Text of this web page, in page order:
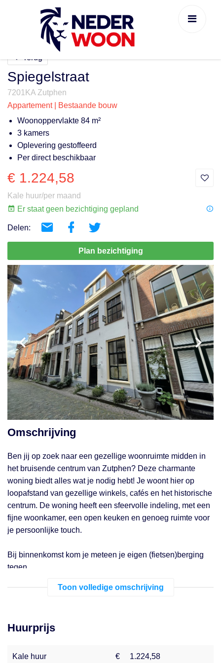
Terug
Spiegelstraat
7201KA Zutphen
Appartement | Bestaande bouw
Woonoppervlakte 84 m²
3 kamers
Oplevering gestoffeerd
Per direct beschikbaar
€ 1.224,58
Kale huur/per maand
Er staat geen bezichtiging gepland
Delen:
Plan bezichtiging
Omschrijving
Ben jij op zoek naar een gezellige woonruimte midden in
het bruisende centrum van Zutphen? Deze charmante
woning biedt alles wat je nodig hebt! Je woont hier op
loopafstand van gezellige winkels, cafés en het historische
centrum. De woning heeft een sfeervolle indeling, met een
fijne woonkamer, een open keuken en genoeg ruimte voor
je persoonlijke touch.
Bij binnenkomst kom je meteen je eigen (fietsen)berging
tegen.
Als je naar binnen gaat, neem je direct de trap naar boven.
slaapkamers, de badkamer en een ruime overloop met
Toon volledige omschrijving
Huurprijs
Kale huur € 1.224,58